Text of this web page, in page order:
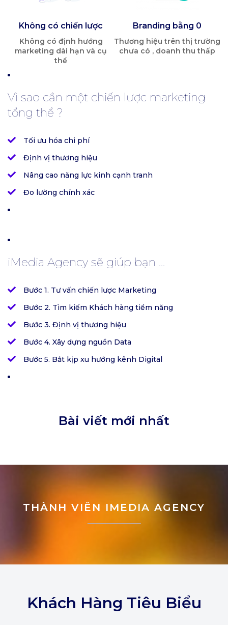
Không có chiến lược
Không có định hướng
marketing dài hạn và cụ
thể
Branding bằng 0
Thương hiệu trên thị trường
chưa có , doanh thu thấp
Vì sao cần một chiến lược marketing
tổng thể ?
Tối ưu hóa chi phí
Định vị thương hiệu
Nâng cao năng lực kinh cạnh tranh
Đo lường chính xác
iMedia Agency sẽ giúp bạn ...
Bước 1. Tư vấn chiến lược Marketing
Bước 2. Tìm kiếm Khách hàng tiềm năng
Bước 3. Định vị thương hiệu
Bước 4. Xây dựng nguồn Data
Bước 5. Bắt kịp xu hướng kênh Digital
Bài viết mới nhất
THÀNH VIÊN IMEDIA AGENCY
Khách Hàng Tiêu Biểu